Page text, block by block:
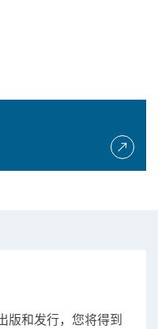
版和发行，您将得到